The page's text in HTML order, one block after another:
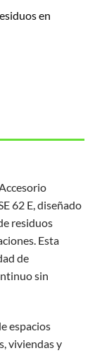
en
62 E, diseñado
residuos
Esta
de
sin
espacios
viviendas y